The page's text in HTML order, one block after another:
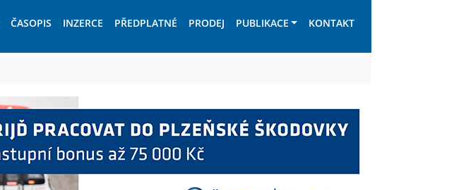
ČASOPIS INZERCE PŘEDPLATNÉ PRODEJ PUBLIKACE KONTAKT